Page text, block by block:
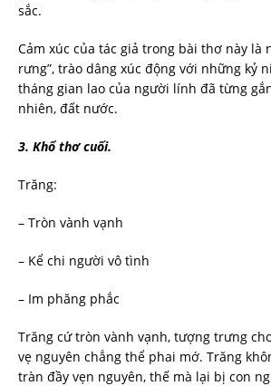
sắc.
Cảm xúc của tác giả trong bài thơ này là
rưng”, trào dâng xúc động với những kỷ
tháng gian lao của người lính đã từng
nhiên, đất nước.
3. Khổ thơ cuối.
Trăng:
– Tròn vành vạnh
– Kể chi người vô tình
– Im phăng phắc
Trăng cứ tròn vành vạnh, tượng trưng
vẹ nguyên chẳng thể phai mớ. Trăng
tràn đầy vẹn nguyên, thế mà lại bị con